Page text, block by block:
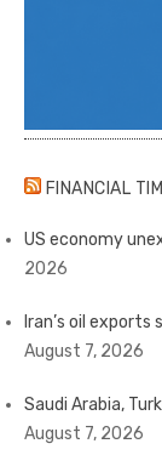
FINANCIAL
US economy
2026
Iran’s oil exports
August 7, 2026
Saudi Arabia,
August 7, 2026